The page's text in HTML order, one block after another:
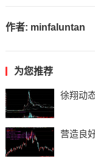
作者: minfaluntan
为您推荐
徐翔动
营造良